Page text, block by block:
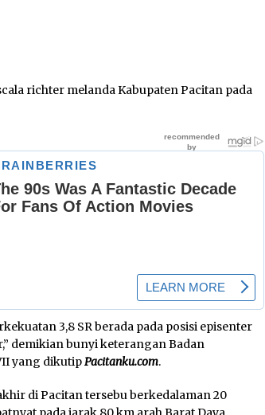
richter melanda Kabupaten Pacitan pada
3,8 SR berada pada posisi episenter
demikian bunyi keterangan Badan
yang dikutipPacitanku.com.
di Pacitan tersebu berkedalaman 20